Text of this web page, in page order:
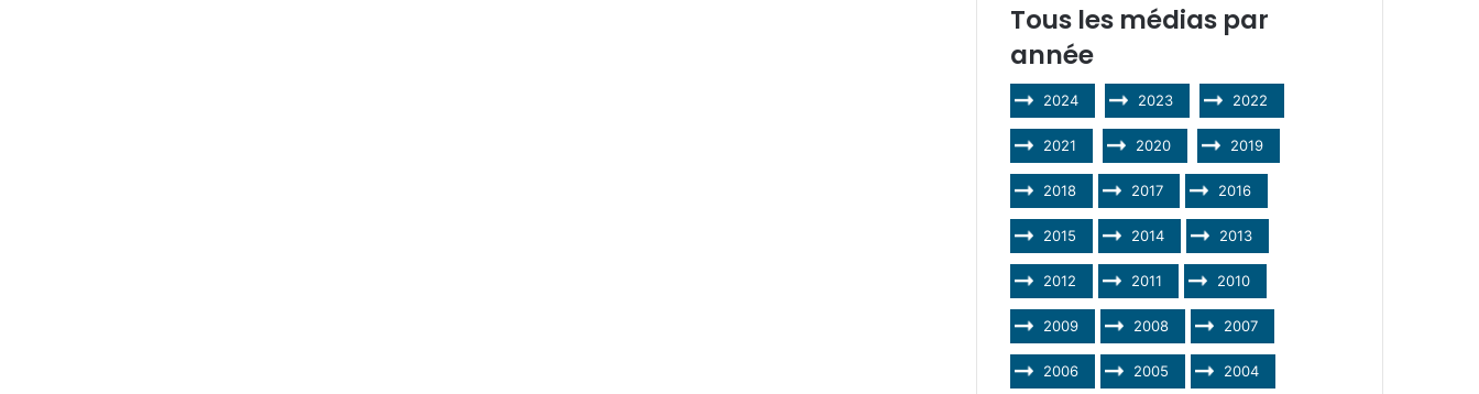
Tous les médias par
année
2024 2023 2022
2021 2020 2019
2018 2017 2016
2015 2014 2013
2012 2011 2010
2009 2008 2007
2006 2005 2004